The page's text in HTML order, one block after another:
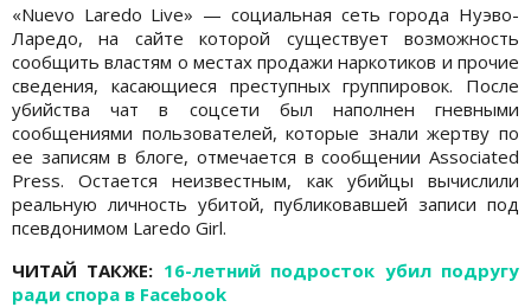
«Nuevo Laredo Live» — социальная сеть города Нуэво-
Ларедо, на сайте которой существует возможность
сообщить властям о местах продажи наркотиков и прочие
сведения, касающиеся преступных группировок. После
убийства чат в соцсети был наполнен гневными
сообщениями пользователей, которые знали жертву по
ее записям в блоге, отмечается в сообщении Associated
Press. Остается неизвестным, как убийцы вычислили
реальную личность убитой, публиковавшей записи под
псевдонимом Laredo Girl.
ЧИТАЙ ТАКЖЕ: 16-летний подросток убил подругу
ради спора в Facebook